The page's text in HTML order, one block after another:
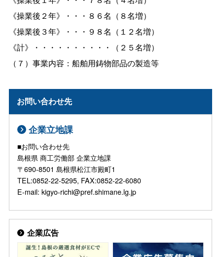
《操業後２年》・・・８６名（８名増）
《操業後３年》・・・９８名（１２名増）
《計》・・・・・・・・・・（２５名増）
（７）事業内容：船舶用鋳物部品の製造等
お問い合わせ先
企業立地課
■お問い合わせ先
島根県 商工労働部 企業立地課
〒690-8501 島根県松江市殿町1
TEL:0852-22-5295, FAX:0852-22-6080
E-mail: kigyo-richi@pref.shimane.lg.jp
企業広告